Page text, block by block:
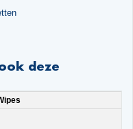
deze